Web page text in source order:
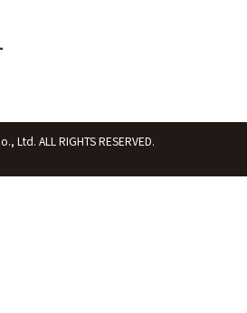
Ltd. ALL RIGHTS RESERVED.